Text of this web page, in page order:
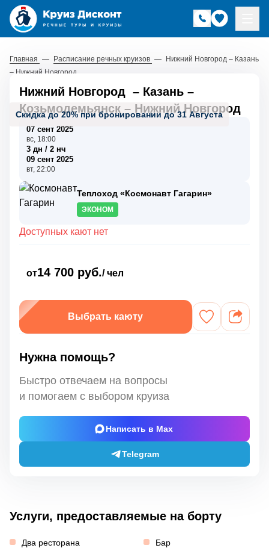
Главная — Расписание речных круизов — Нижний Новгород – Казань
– Нижний Новгород
Скидка до 20% при бронировании до 31 Августа
Нижний Новгород – Казань –
Козьмодемьянск – Нижний Новгород
07 сент 2025
вс, 18:00
3 дн / 2 нч
09 сент 2025
вт, 22:00
Теплоход «Космонавт Гагарин»
ЭКОНОМ
Доступных кают нет
от14 700 руб./ чел
Выбрать каюту
Нужна помощь?
Быстро отвечаем на вопросы
и помогаем с выбором круиза
Написать в Max
Telegram
Услуги, предоставляемые на борту
Два ресторана
Бар